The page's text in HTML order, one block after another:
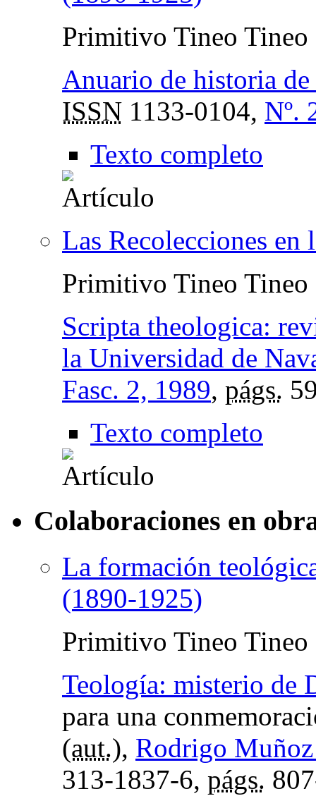
Primitivo Tineo Tineo
Anuario de historia
ISSN 1133-0104, Nº.
Texto completo
Las Recolecciones
Primitivo Tineo Tineo
Scripta theologica:
la Universidad de
Fasc. 2, 1989, págs.
Texto completo
Colaboraciones en
La formación
(1890-1925)
Primitivo Tineo Tineo
Teología: misterio de
para una
(aut.), Rodrigo Muñoz
313-1837-6, págs.